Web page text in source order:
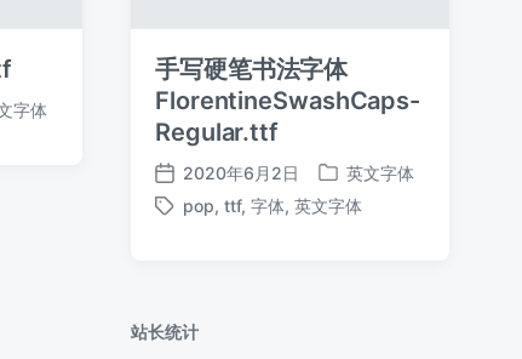
字体
手写硬笔书法字体
FlorentineSwashCaps-
Regular.ttf
发
布
2020年6月2日
发
布
英文字体
标
pop,ttf,字体,英文字体
站长统计